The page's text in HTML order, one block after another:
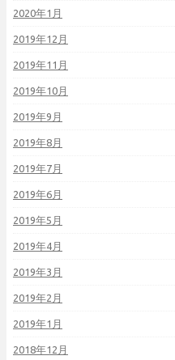
2020年1月
2019年12月
2019年11月
2019年10月
2019年9月
2019年8月
2019年7月
2019年6月
2019年5月
2019年4月
2019年3月
2019年2月
2019年1月
2018年12月